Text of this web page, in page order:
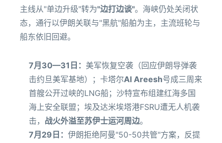
主线从"单边升级"转为"边打边谈"。海峡仍处关闭状
态，通行以伊朗关联与"黑航"船舶为主，主流班轮与
船东依旧回避。
7月30—31日： 美军恢复空袭（回应伊朗导弹袭
击约旦美军基地）；卡塔尔Al Areesh号成三周来
首艘公开过峡的LNG船；沙特宣布组建红海多国
海上安全联盟；埃及达米埃塔港FSRU遭无人机袭
击， 战火外溢至苏伊士运河周边。
7月29日： 伊朗拒绝阿曼"50-50共管"方案，反提